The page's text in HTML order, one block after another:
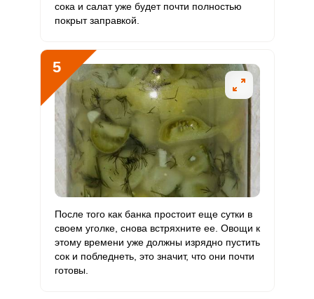
Молибден 96 мкг 70 мкг 7.5 45.7
сока и салат уже будет почти полностью
покрыт заправкой.
5
После того как банка простоит еще сутки в
своем уголке, снова встряхните ее. Овощи к
этому времени уже должны изрядно пустить
сок и побледнеть, это значит, что они почти
готовы.